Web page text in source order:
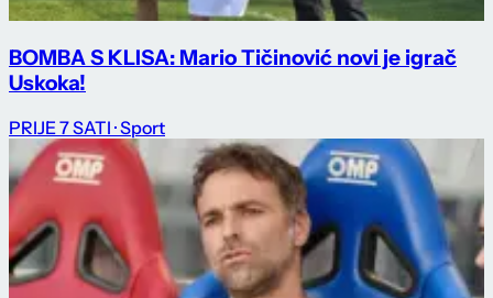
BOMBA S KLISA: Mario Tičinović novi je igrač
Uskoka!
PRIJE 7 SATI · Sport